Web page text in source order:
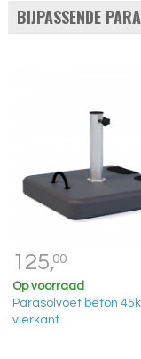
BIJPASSENDE
125,00
Op voorraad
Parasolvoet beton
vierkant